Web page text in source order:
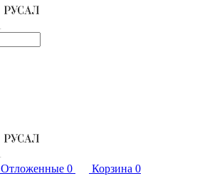
Отложенные 0 Корзина 0